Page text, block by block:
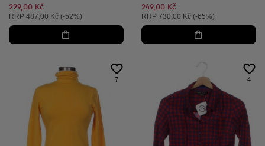
229,00 Kč
Doporučená cena:
RRP 487,00 Kč (-52%)
249,00 Kč
Doporučená cena:
RRP 730,00 Kč (-65%)
7 4